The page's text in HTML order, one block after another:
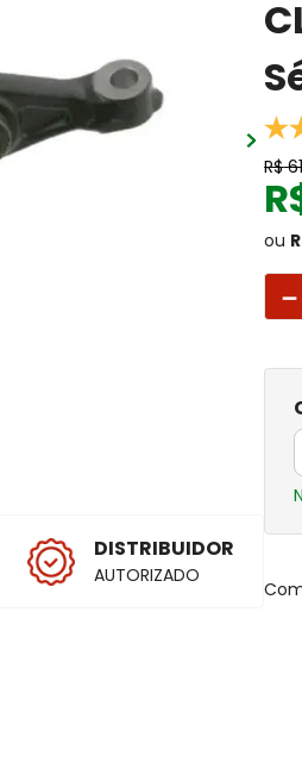
DISTRIBUIDOR
AUTORIZADO
R$
ou
－